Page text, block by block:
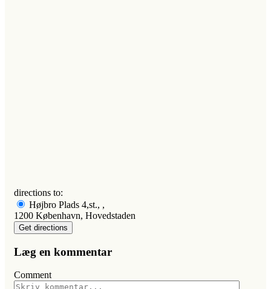
directions to:
Højbro Plads 4,st., ,
1200 København, Hovedstaden
Læg en kommentar
Comment